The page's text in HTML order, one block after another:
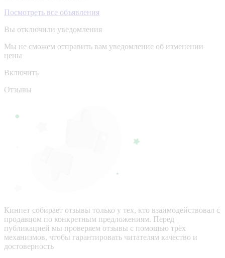
Посмотреть все объявления
Вы отключили уведомления
Мы не сможем отправить вам уведомление об изменении
цены
Включить
Отзывы
Кинпет собирает отзывы только у тех, кто взаимодействовал с
продавцом по конкретным предложениям. Перед
публикацией мы проверяем отзывы с помощью трёх
механизмов, чтобы гарантировать читателям качество и
достоверность